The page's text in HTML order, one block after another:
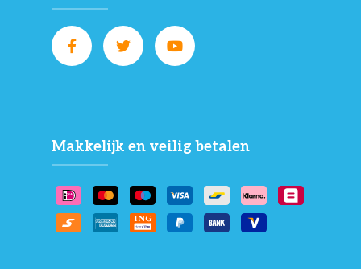
Makkelijk en veilig betalen